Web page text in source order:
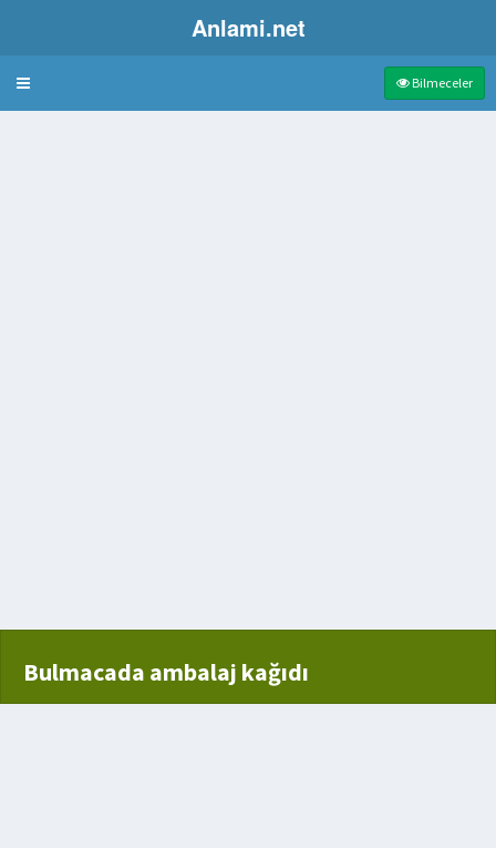
Anlami.net
Bulmaca Bilmeceler
Bulmacada ambalaj kağıdı